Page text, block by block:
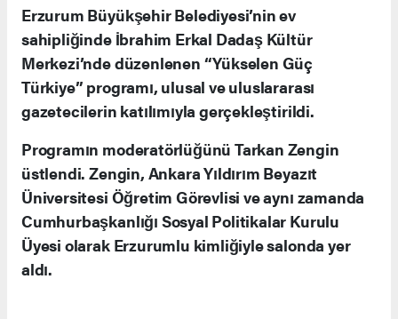
Erzurum Büyükşehir Belediyesi’nin ev
sahipliğinde İbrahim Erkal Dadaş Kültür
Merkezi’nde düzenlenen “Yükselen Güç
Türkiye” programı, ulusal ve uluslararası
gazetecilerin katılımıyla gerçekleştirildi.
Programın moderatörlüğünü Tarkan Zengin
üstlendi. Zengin, Ankara Yıldırım Beyazıt
Üniversitesi Öğretim Görevlisi ve aynı zamanda
Cumhurbaşkanlığı Sosyal Politikalar Kurulu
Üyesi olarak Erzurumlu kimliğiyle salonda yer
aldı.